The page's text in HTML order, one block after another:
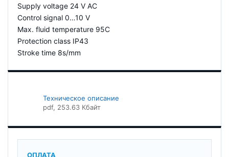
Supply voltage 24 V AC
Control signal 0…10 V
Max. fluid temperature 95C
Protection class IP43
Stroke time 8s/mm
Техническое описание
pdf, 253.63 Кбайт
ОПЛАТА